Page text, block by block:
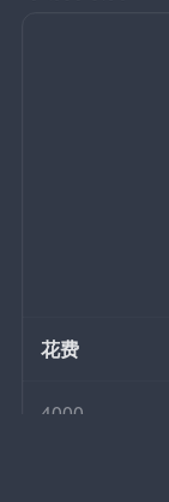
花费
4000